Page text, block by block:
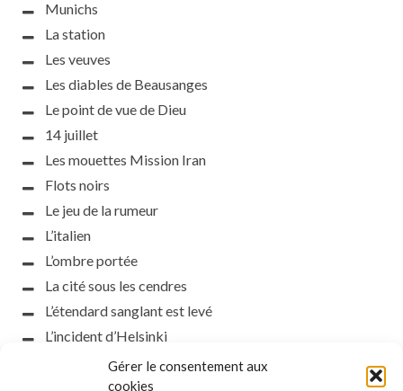
Gérer le consentement aux
cookies
Munichs
La station
Les veuves
Les diables de Beausanges
Le point de vue de Dieu
14 juillet
Les mouettes Mission Iran
Flots noirs
Le jeu de la rumeur
L’italien
L’ombre portée
La cité sous les cendres
L’étendard sanglant est levé
L’incident d’Helsinki
la petite fasciste
Toutes les nuances de la nuit